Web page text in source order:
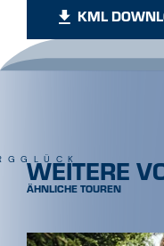
KML
WEITERE
ÄHNLICHE TOUREN